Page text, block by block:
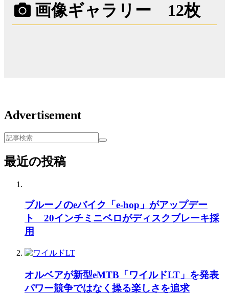
画像ギャラリー 12枚
Advertisement
最近の投稿
ブルーノのeバイク「e-hop」がアップデー
ト 20インチミニベロがディスクブレーキ採
用
オルベアが新型eMTB「ワイルドLT」を発表
パワー競争ではなく操る楽しさを追求